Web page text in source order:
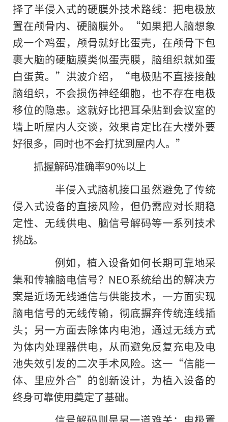
择了半侵入式的硬膜外技术路线：把电极放
置在颅骨内、硬脑膜外。“如果把人脑想象
成一个鸡蛋，颅骨就好比蛋壳，在颅骨下包
裹大脑的硬脑膜类似蛋壳膜，脑组织就如蛋
白蛋黄。”洪波介绍，“电极贴不直接接触
脑组织，不会损伤神经细胞，也不存在电极
移位的隐患。这就好比把耳朵贴到会议室的
墙上听屋内人交谈，效果肯定比在大楼外要
好很多，同时也不会打扰到屋内人。”
抓握解码准确率90%以上
半侵入式脑机接口虽然避免了传统
侵入式设备的直接风险，但仍需应对长期稳
定性、无线供电、脑信号解码等一系列技术
挑战。
例如，植入设备如何长期可靠地采
集和传输脑电信号？NEO系统给出的解决方
案是近场无线通信与供能技术，一方面实现
脑电信号的无线传输，彻底摒弃传统连线插
头；另一方面去除体内电池，通过无线方式
为体内处理器供电，从而避免反复充电及电
池失效引发的二次手术风险。这一“信能一
体、里应外合”的创新设计，为植入设备的
终身可靠使用奠定了基础。